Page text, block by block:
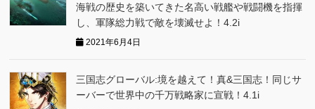
海戦の歴史を築いてきた名高い戦艦や戦闘機を指揮
し、軍隊総力戦で敵を壊滅せよ！4.2i
2021年6月4日
三国志グローバ‪ル:境を越えて！真&三国志！同じサ
ーバーで世界中の千万戦略家に宣戦！4.1i